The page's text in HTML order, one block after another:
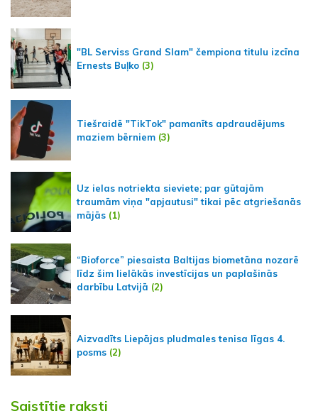
"BL Serviss Grand Slam" čempiona titulu izcīna
Ernests Buļko (3)
Tiešraidē "TikTok" pamanīts apdraudējums
maziem bērniem (3)
Uz ielas notriekta sieviete; par gūtajām
traumām viņa "apjautusi" tikai pēc atgriešanās
mājās (1)
“Bioforce” piesaista Baltijas biometāna nozarē
līdz šim lielākās investīcijas un paplašinās
darbību Latvijā (2)
Aizvadīts Liepājas pludmales tenisa līgas 4.
posms (2)
Saistītie raksti